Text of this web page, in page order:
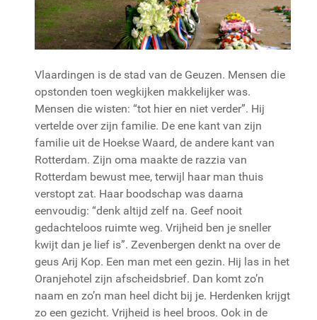
Vlaardingen is de stad van de Geuzen. Mensen die
opstonden toen wegkijken makkelijker was.
Mensen die wisten: “tot hier en niet verder”. Hij
vertelde over zijn familie. De ene kant van zijn
familie uit de Hoekse Waard, de andere kant van
Rotterdam. Zijn oma maakte de razzia van
Rotterdam bewust mee, terwijl haar man thuis
verstopt zat. Haar boodschap was daarna
eenvoudig: “denk altijd zelf na. Geef nooit
gedachteloos ruimte weg. Vrijheid ben je sneller
kwijt dan je lief is”. Zevenbergen denkt na over de
geus Arij Kop. Een man met een gezin. Hij las in het
Oranjehotel zijn afscheidsbrief. Dan komt zo’n
naam en zo’n man heel dicht bij je. Herdenken krijgt
zo een gezicht. Vrijheid is heel broos. Ook in de